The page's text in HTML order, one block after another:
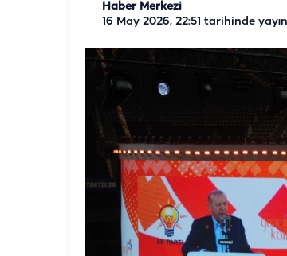
Haber Merkezi
16 May 2026, 22:51 tarihinde